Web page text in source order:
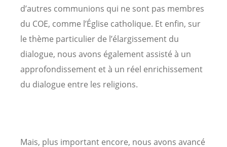
d’autres communions qui ne sont pas membres
du COE, comme l’Église catholique. Et enfin, sur
le thème particulier de l’élargissement du
dialogue, nous avons également assisté à un
approfondissement et à un réel enrichissement
du dialogue entre les religions.
Mais, plus important encore, nous avons avancé